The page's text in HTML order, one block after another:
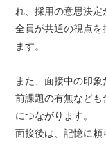
れ、採用の意思決定
全員が共通の視点を
ます。
また、面接中の印
前課題の有無など
につながります。
面接後は、記憶に頼